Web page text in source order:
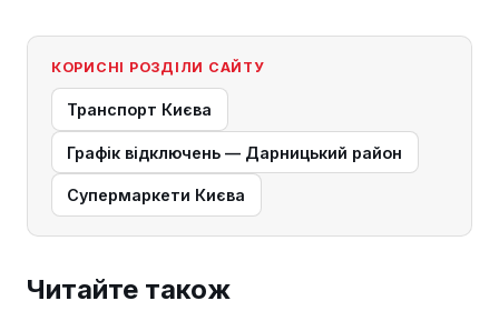
КОРИСНІ РОЗДІЛИ САЙТУ
Транспорт Києва
Графік відключень — Дарницький район
Супермаркети Києва
Читайте також